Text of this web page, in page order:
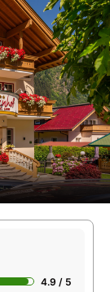
4.9 / 5